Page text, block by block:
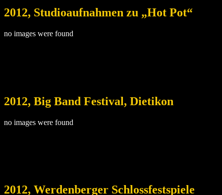
2012, Studioaufnahmen zu „Hot Pot“
no images were found
2012, Big Band Festival, Dietikon
no images were found
2012, Werdenberger Schlossfestspiele